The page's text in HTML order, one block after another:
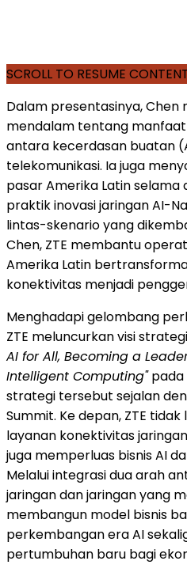
SCROLL TO RESUME
Dalam presentasinya, Chen
mendalam tentang
antara kecerdasan buatan
telekomunikasi. Ia juga
pasar Amerika Latin selama
praktik inovasi jaringan AI-
lintas-skenario yang
Chen, ZTE membantu
Amerika Latin
konektivitas menjadi
Menghadapi gelombang
ZTE meluncurkan visi
AI for All, Becoming a
Intelligent Computing"pada
strategi tersebut sejalan
Summit. Ke depan, ZTE
layanan konektivitas
juga memperluas bisnis AI
Melalui integrasi dua arah
jaringan dan jaringan yang
membangun model bisnis
perkembangan era AI
pertumbuhan baru bagi